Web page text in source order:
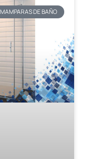
MAMPARAS DE BAÑO